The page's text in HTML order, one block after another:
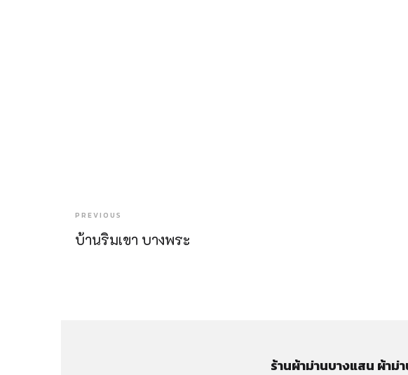
PREVIOUS
บ้านริมเขา บางพระ
ร้านผ้าม่านบางแสน ผ้าม่